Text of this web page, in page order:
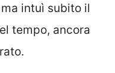
intuì subito il
tempo, ancora